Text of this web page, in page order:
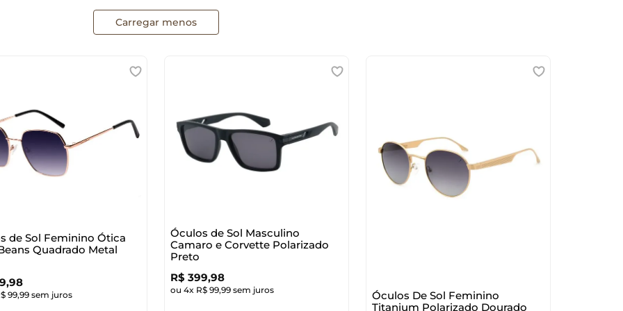
Policarbonato
Policarbonato
The Beatles
Titanium
Vinho Casillero Del Diablo
Western
Zodíacos
Masculino
Teen Masculino
de Sol Feminino Ótica
Quadrado Metal
,98
99,99 sem juros
Óculos de Sol Masculino
Camaro e Corvette Polarizado
Preto
R$ 399,98
ou 4x R$ 99,99 sem juros
Óculos De Sol Feminino
Titanium Polarizado Dourado